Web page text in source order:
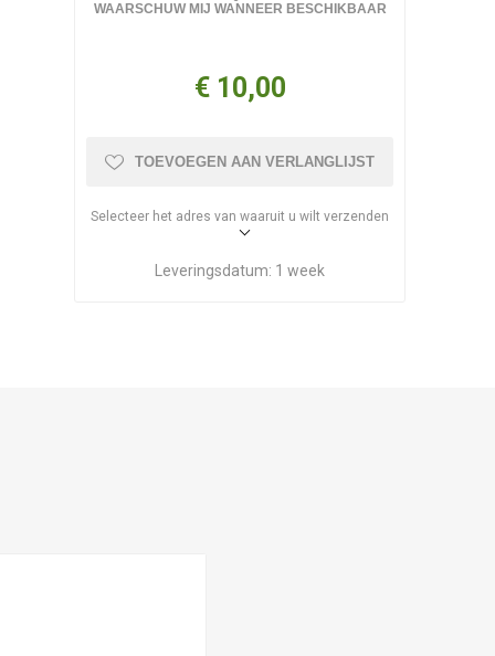
WAARSCHUW MIJ WANNEER BESCHIKBAAR
€ 10,00
TOEVOEGEN AAN VERLANGLIJST
Selecteer het adres van waaruit u wilt verzenden
Leveringsdatum: 1 week